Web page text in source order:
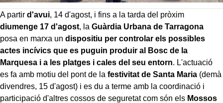
A partir d'avui, 14 d'agost, i fins a la tarda del pròxim
diumenge 17 d'agost, la Guàrdia Urbana de Tarragona
posa en marxa un dispositiu per controlar els possibles
actes incívics que es puguin produir al Bosc de la
Marquesa i a les platges i cales del seu entorn. L'actuació
es fa amb motiu del pont de la festivitat de Santa Maria (demà
divendres, 15 d'agost) i es du a terme amb la coordinació i
participació d'altres cossos de seguretat com són els Mossos